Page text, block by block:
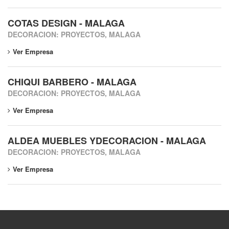
COTAS DESIGN - MALAGA
DECORACION: PROYECTOS, MALAGA
Ver Empresa
CHIQUI BARBERO - MALAGA
DECORACION: PROYECTOS, MALAGA
Ver Empresa
ALDEA MUEBLES YDECORACION - MALAGA
DECORACION: PROYECTOS, MALAGA
Ver Empresa